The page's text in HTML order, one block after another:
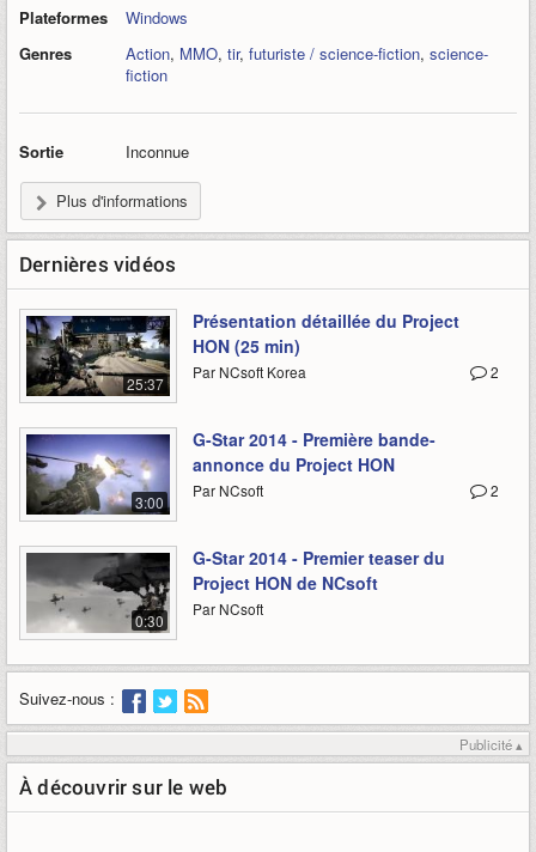
Plateformes
Windows
Genres
Action, MMO, tir, futuriste / science-fiction, science-
fiction
Sortie Inconnue
Plus d'informations
Dernières vidéos
25:37
Présentation détaillée du Project
HON (25 min)
2
Par NCsoft Korea
3:00
G-Star 2014 - Première bande-
annonce du Project HON
2
Par NCsoft
0:30
G-Star 2014 - Premier teaser du
Project HON de NCsoft
Par NCsoft
Suivez-nous :
Publicité ▴
À découvrir sur le web